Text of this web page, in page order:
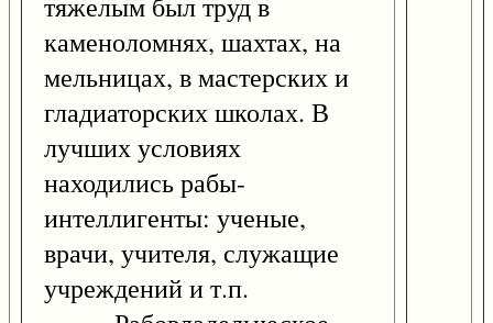
каменоломнях, шахтах, на
мельницах, в мастерских и
гладиаторских школах. В
лучших условиях
находились рабы-
интеллигенты: ученые,
врачи, учителя, служащие
учреждений и т.п.